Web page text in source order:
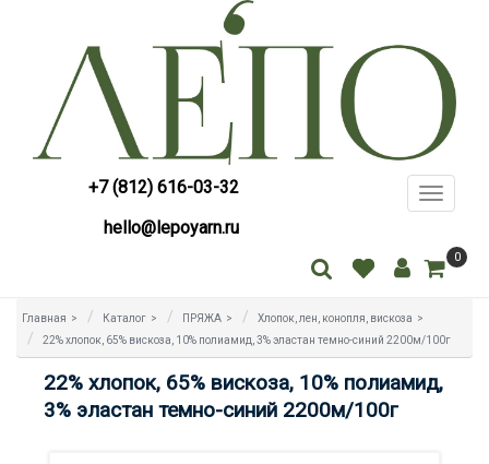
+7 (812) 616-03-32
hello@lepoyarn.ru
Toggle
0
Главная > Каталог > ПРЯЖА > Хлопок, лен, конопля, вискоза >
22% хлопок, 65% вискоза, 10% полиамид, 3% эластан темно-синий 2200м/100г
22% хлопок, 65% вискоза, 10% полиамид,
3% эластан темно-синий 2200м/100г